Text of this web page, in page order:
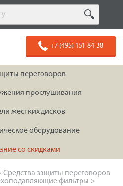
+7 (495) 151-84-38
переговоров
прослушивания
жестких дисков
оборудование
со скидками
Средства защиты переговоров
фильтры >